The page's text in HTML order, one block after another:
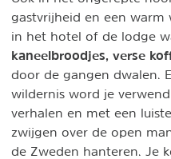
gastvrijheid en een warm
in het hotel of de lodge
kaneelbroodjes, verse
door de gangen dwalen.
wildernis word je
verhalen en met een
zwijgen over de open
de Zweden hanteren. Je